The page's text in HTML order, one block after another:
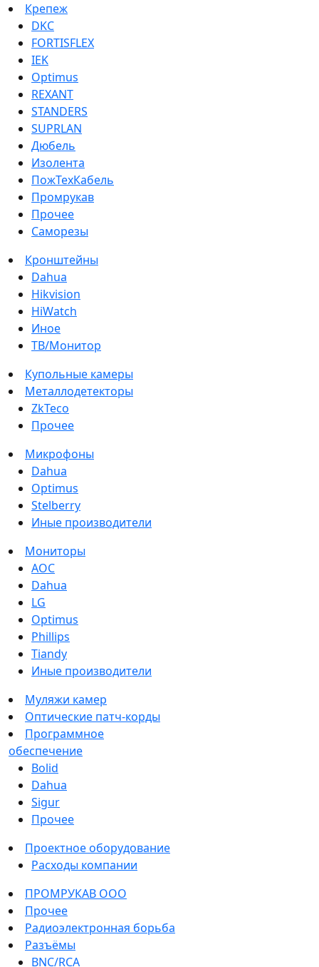
Крепеж
DKC
FORTISFLEX
IEK
Optimus
REXANT
STANDERS
SUPRLAN
Дюбель
Изолента
ПожТехКабель
Промрукав
Прочее
Саморезы
Кронштейны
Dahua
Hikvision
HiWatch
Иное
ТВ/Монитор
Купольные камеры
Металлодетекторы
ZkTeco
Прочее
Микрофоны
Dahua
Optimus
Stelberry
Иные производители
Мониторы
AOC
Dahua
LG
Optimus
Phillips
Tiandy
Иные производители
Муляжи камер
Оптические патч-корды
Программное
обеспечение
Bolid
Dahua
Sigur
Прочее
Проектное оборудование
Расходы компании
ПРОМРУКАВ ООО
Прочее
Радиоэлектронная борьба
Разъёмы
BNC/RCA